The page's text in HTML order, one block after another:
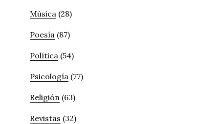
Música (28)
Poesía (87)
Política (54)
Psicología (77)
Religión (63)
Revistas (32)